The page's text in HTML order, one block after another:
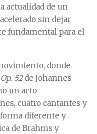
actualidad de un
sin dejar
fundamental para el
donde
52de Johannes
un acto
cuatro cantantes y
diferente y
de Brahms y